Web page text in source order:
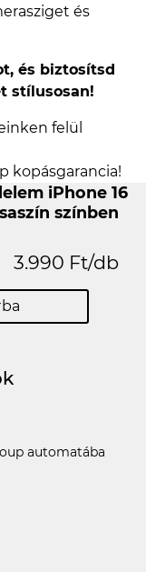
és
és biztosítsd
stílusosan!
felül
kopásgarancia!
iPhone 16
színben
3.990 Ft/db
automatába